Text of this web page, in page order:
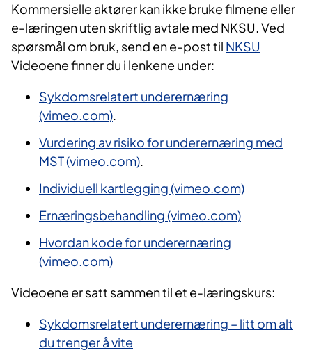
Kommersielle aktører kan ikke bruke filmene eller
e-læringen uten skriftlig avtale med NKSU. Ved
spørsmål om bruk, send en e-post til NKSU
Videoene finner du i lenkene under:
Sykdomsrelatert underernæring
(vimeo.com).
Vurdering av risiko for underernæring med
MST (vimeo.com).
Individuell kartlegging (vimeo.com)
Ernæringsbehandling (vimeo.com)
Hvordan kode for underernæring
(vimeo.com)
Videoene er satt sammen til et e-læringskurs:
Sykdomsrelatert underernæring – litt om alt
du trenger å vite